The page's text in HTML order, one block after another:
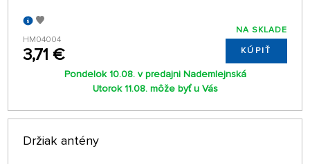
HM04004
3,71 €
NA SKLADE
KÚPIŤ
Pondelok 10.08. v predajni Nademlejnská
Utorok 11.08. môže byť u Vás
Držiak antény